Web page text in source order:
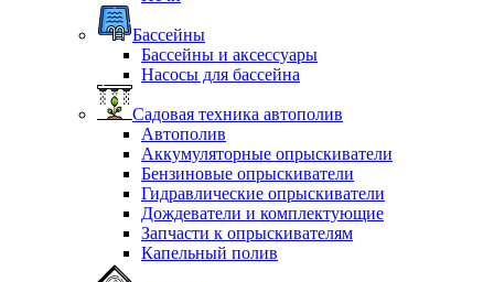
Бассейны
Бассейны и аксессуары
Насосы для бассейна
Садовая техника автополив
Автополив
Аккумуляторные опрыскиватели
Бензиновые опрыскиватели
Гидравлические опрыскиватели
Дождеватели и комплектующие
Запчасти к опрыскивателям
Капельный полив